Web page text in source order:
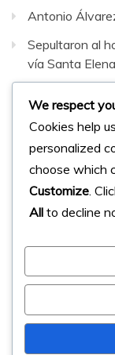
Antonio
Sepultaron al
vía Santa
del 10 de
Facebook
Twitter
© 2023
We respect
Cookies help
personalized
choose which
Customize .
All to decline